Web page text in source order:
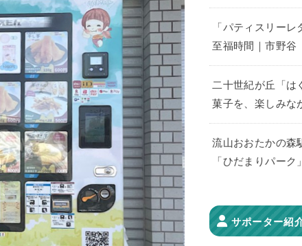
「パティスリー
至福時間｜市野谷
二十世紀が丘「は
菓子を、楽しみな
流山おおたかの森
「ひだまりパーク」
サポーター紹